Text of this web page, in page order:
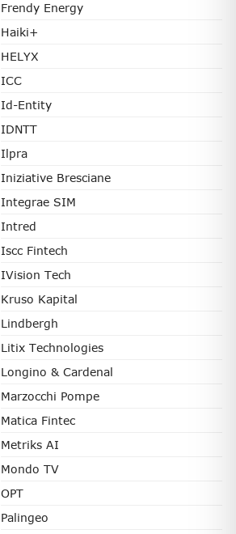
Frendy Energy
Haiki+
HELYX
ICC
Id-Entity
IDNTT
Ilpra
Iniziative Bresciane
Integrae SIM
Intred
Iscc Fintech
IVision Tech
Kruso Kapital
Lindbergh
Litix Technologies
Longino & Cardenal
Marzocchi Pompe
Matica Fintec
Metriks AI
Mondo TV
OPT
Palingeo